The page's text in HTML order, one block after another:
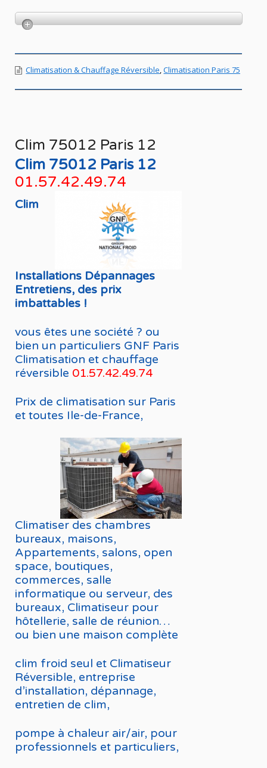
Climatisation & Chauffage Réversible,Climatisation Paris 75
Clim 75012 Paris 12
Clim 75012 Paris 12
01.57.42.49.74
Clim
Installations Dépannages
Entretiens, des prix
imbattables !
vous êtes une société ? ou
bien un particuliers GNF Paris
Climatisation et chauffage
réversible 01.57.42.49.74
Prix de climatisation sur Paris
et toutes Ile-de-France,
Climatiser des chambres
bureaux, maisons,
Appartements, salons, open
space, boutiques,
commerces, salle
informatique ou serveur, des
bureaux, Climatiseur pour
hôtellerie, salle de réunion…
ou bien une maison complète
clim froid seul et Climatiseur
Réversible, entreprise
d’installation, dépannage,
entretien de clim,
pompe à chaleur air/air, pour
professionnels et particuliers,